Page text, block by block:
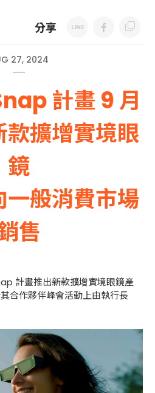
分享
27, 2024
計畫 9 月
款擴增實境眼
鏡
般消費市場
售
計畫推出新款擴增實境眼鏡產
合作夥伴峰會活動上由執行長